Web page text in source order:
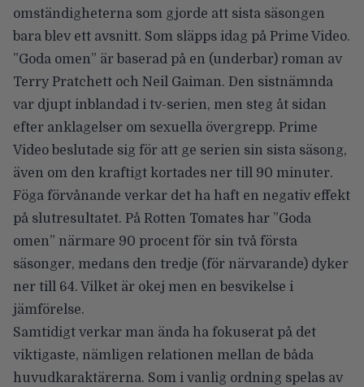
omständigheterna som gjorde att sista säsongen
bara blev ett avsnitt. Som släpps idag på Prime Video.
”Goda omen” är baserad på en (underbar) roman av
Terry Pratchett och Neil Gaiman. Den sistnämnda
var djupt inblandad i tv-serien, men steg åt sidan
efter anklagelser om sexuella övergrepp. Prime
Video beslutade sig för att ge serien sin sista säsong,
även om den kraftigt kortades ner till 90 minuter.
Föga förvånande verkar det ha haft en negativ effekt
på slutresultatet. På Rotten Tomates har ”Goda
omen” närmare 90 procent för sin två första
säsonger, medans den tredje (för närvarande) dyker
ner till 64. Vilket är okej men en besvikelse i
jämförelse.
Samtidigt verkar man ända ha fokuserat på det
viktigaste, nämligen relationen mellan de båda
huvudkaraktärerna. Som i vanlig ordning spelas av